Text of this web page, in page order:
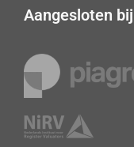
Aangesloten bij